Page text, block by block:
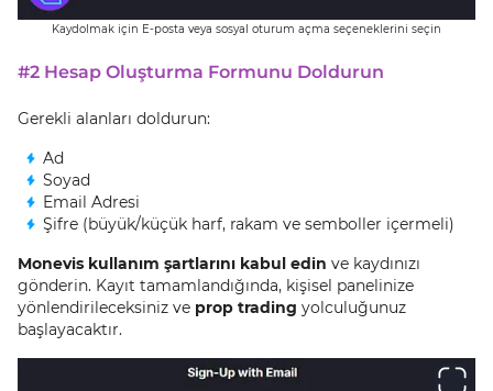
Kaydolmak için E-posta veya sosyal oturum açma seçeneklerini seçin
#2 Hesap Oluşturma Formunu Doldurun
Gerekli alanları doldurun:
Ad
Soyad
Email Adresi
Şifre (büyük/küçük harf, rakam ve semboller içermeli)
Monevis kullanım şartlarını kabul edin ve kaydınızı
gönderin. Kayıt tamamlandığında, kişisel panelinize
yönlendirileceksiniz ve prop trading yolculuğunuz
başlayacaktır.